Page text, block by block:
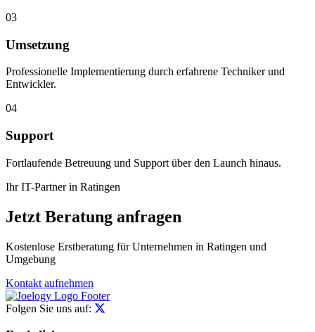
03
Umsetzung
Professionelle Implementierung durch erfahrene Techniker und
Entwickler.
04
Support
Fortlaufende Betreuung und Support über den Launch hinaus.
Ihr IT-Partner in Ratingen
Jetzt Beratung anfragen
Kostenlose Erstberatung für Unternehmen in Ratingen und
Umgebung
Kontakt aufnehmen
Folgen Sie uns auf: